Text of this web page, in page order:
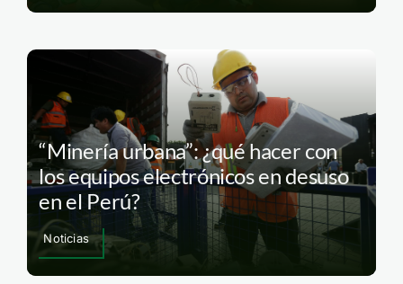
“Minería urbana”: ¿qué hacer con
los equipos electrónicos en desuso
en el Perú?
Noticias